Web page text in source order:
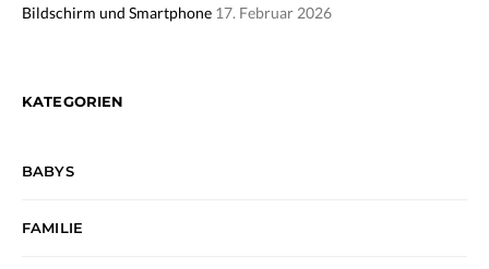
Bildschirm und Smartphone 17. Februar 2026
KATEGORIEN
BABYS
FAMILIE